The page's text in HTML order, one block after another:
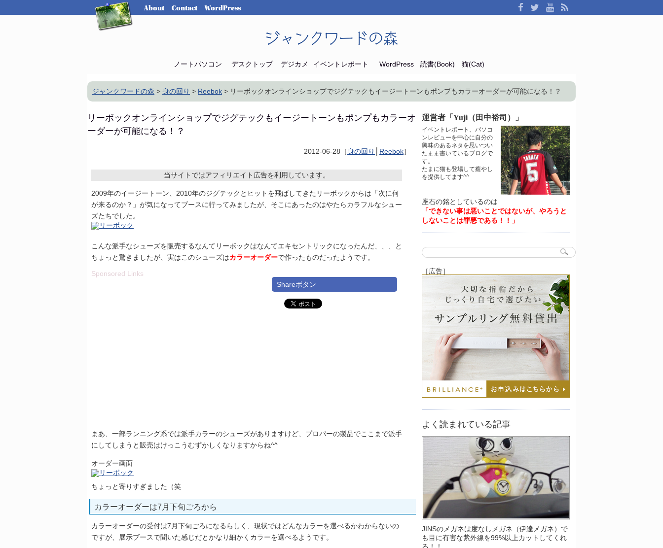
About Contact WordPress
ジャンクワードの森
ノートパソコン デスクトップ デジカメ イベントレポート WordPress 読書(Book) 猫(Cat)
ジャンクワードの森 > 身の回り > Reebok > リーボックオンラインショップでジグテックもイージートーンもポンプもカラーオーダーが可能になる！？
リーボックオンラインショップでジグテックもイージートーンもポンプもカラーオ
ーダーが可能になる！？
2012-06-28［身の回り Reebok］
当サイトではアフィリエイト広告を利用しています。
2009年のイージートーン、2010年のジグテックとヒットを飛ばしてきたリーボックからは「次に何
が来るのか？」が気になってブースに行ってみましたが、そこにあったのはやたらカラフルなシュー
ズたちでした。
こんな派手なシューズを販売するなんてリーボックはなんてエキセントリックになったんだ、、、と
ちょっと驚きましたが、実はこのシューズはカラーオーダーで作ったものだったようです。
Sponsored Links
Shareボタン
まあ、一部ランニング系では派手カラーのシューズがありますけど、プロパーの製品でここまで派手
にしてしまうと販売はけっこうむずかしくなりますからね^^
オーダー画面
ちょっと寄りすぎました（笑
カラーオーダーは7月下旬ごろから
カラーオーダーの受付は7月下旬ごろになるらしく、現状ではどんなカラーを選べるかわからないの
ですが、展示ブースで聞いた感じだとかなり細かくカラーを選べるようです。
運営者「Yuji（田中裕司）」
イベントレポート、パソコ
ンレビューを中心に自分の
興味のあるネタを思いつい
たまま書いているブログで
す。
たまに猫も登場して癒やし
を提供してます^^
座右の銘としているのは
「できない事は悪いことではないが、やろうと
しないことは罪悪である！！」
［広告］
よく読まれている記事
JINSのメガネは度なしメガネ（伊達メガネ）で
も目に有害な紫外線を99%以上カットしてくれ